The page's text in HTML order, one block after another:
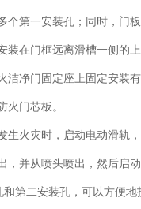
第一安装孔；同时，门
在门框远离滑槽一侧
净门固定座上固定安
门芯板。
火灾时，启动电动滑
并从喷头喷出，然后
第二安装孔，可以方便地